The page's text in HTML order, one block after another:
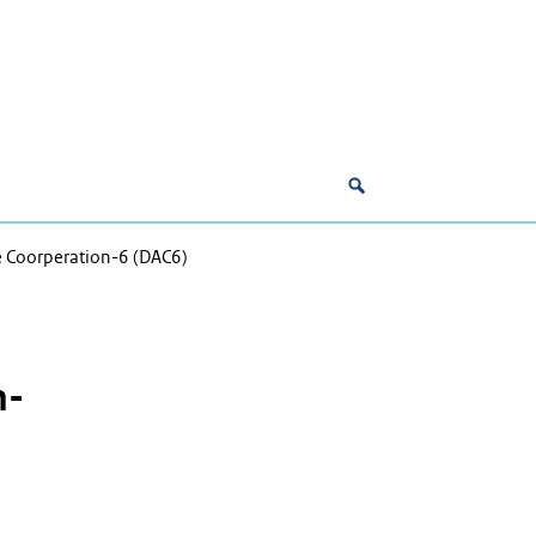
6 (DAC6)